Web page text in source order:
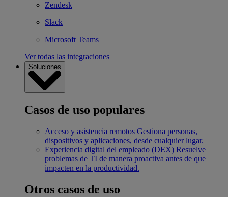
Zendesk
Slack
Microsoft Teams
Ver todas las integraciones
Soluciones
Casos de uso populares
Acceso y asistencia remotos Gestiona personas,
dispositivos y aplicaciones, desde cualquier lugar.
Experiencia digital del empleado (DEX) Resuelve
problemas de TI de manera proactiva antes de que
impacten en la productividad.
Otros casos de uso